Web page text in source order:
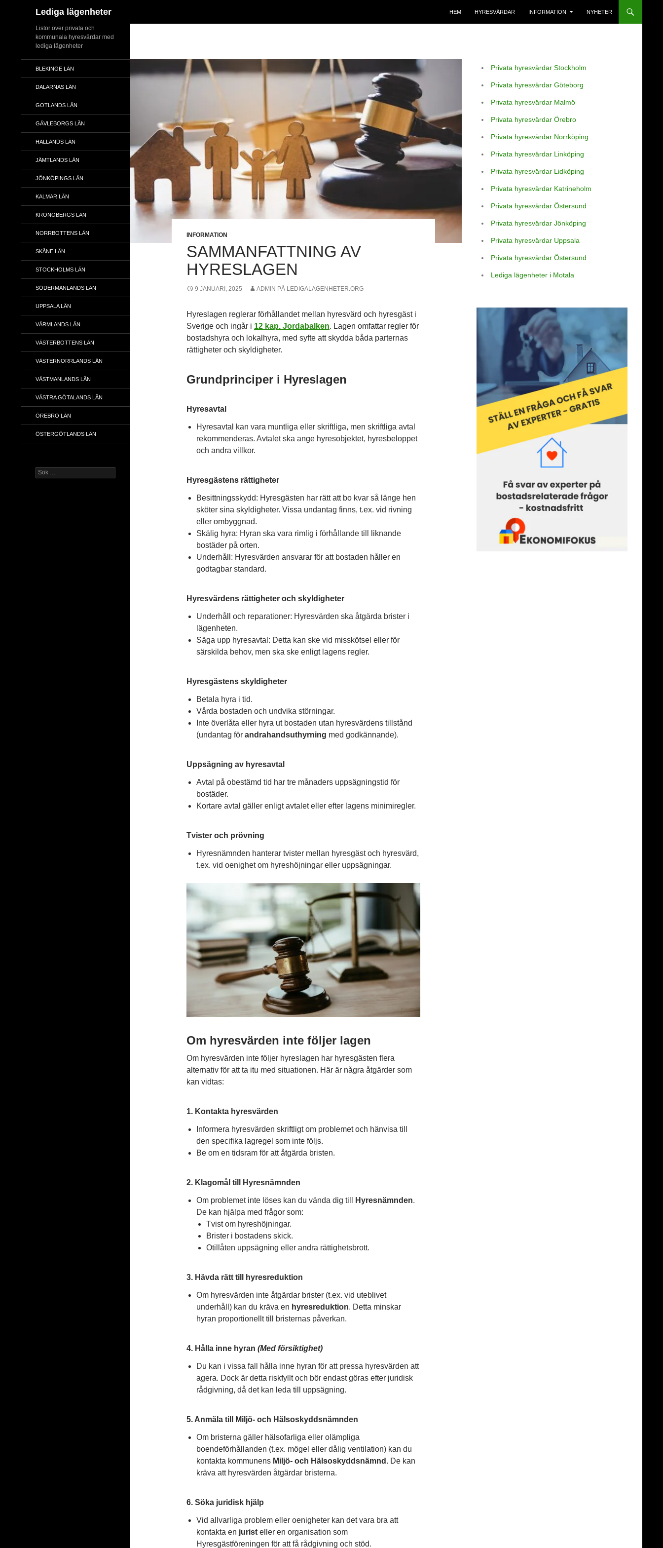
Lediga lägenheter HEM HYRESVÄRDAR INFORMATION NYHETER
INFORMATION
SAMMANFATTNING AV
HYRESLAGEN
9 JANUARI, 2025 ADMIN PÅ LEDIGALAGENHETER.ORG
Hyreslagen reglerar förhållandet mellan hyresvärd och hyresgäst i
Sverige och ingår i 12 kap. Jordabalken. Lagen omfattar regler för
bostadshyra och lokalhyra, med syfte att skydda båda parternas
rättigheter och skyldigheter.
Grundprinciper i Hyreslagen
Hyresavtal
Hyresavtal kan vara muntliga eller skriftliga, men skriftliga avtal
rekommenderas. Avtalet ska ange hyresobjektet, hyresbeloppet
och andra villkor.
Hyresgästens rättigheter
Besittningsskydd: Hyresgästen har rätt att bo kvar så länge hen
sköter sina skyldigheter. Vissa undantag finns, t.ex. vid rivning
eller ombyggnad.
Skälig hyra: Hyran ska vara rimlig i förhållande till liknande
bostäder på orten.
Underhåll: Hyresvärden ansvarar för att bostaden håller en
godtagbar standard.
Hyresvärdens rättigheter och skyldigheter
Underhåll och reparationer: Hyresvärden ska åtgärda brister i
lägenheten.
Säga upp hyresavtal: Detta kan ske vid misskötsel eller för
särskilda behov, men ska ske enligt lagens regler.
Hyresgästens skyldigheter
Betala hyra i tid.
Vårda bostaden och undvika störningar.
Inte överlåta eller hyra ut bostaden utan hyresvärdens tillstånd
(undantag för andrahandsuthyrning med godkännande).
Uppsägning av hyresavtal
Avtal på obestämd tid har tre månaders uppsägningstid för
bostäder.
Kortare avtal gäller enligt avtalet eller efter lagens minimiregler.
Tvister och prövning
Hyresnämnden hanterar tvister mellan hyresgäst och hyresvärd,
t.ex. vid oenighet om hyreshöjningar eller uppsägningar.
Om hyresvärden inte följer lagen
Om hyresvärden inte följer hyreslagen har hyresgästen flera
alternativ för att ta itu med situationen. Här är några åtgärder som
kan vidtas:
1. Kontakta hyresvärden
Informera hyresvärden skriftligt om problemet och hänvisa till
den specifika lagregel som inte följs.
Be om en tidsram för att åtgärda bristen.
2. Klagomål till Hyresnämnden
Om problemet inte löses kan du vända dig till Hyresnämnden.
De kan hjälpa med frågor som:
Tvist om hyreshöjningar.
Brister i bostadens skick.
Otillåten uppsägning eller andra rättighetsbrott.
3. Hävda rätt till hyresreduktion
Om hyresvärden inte åtgärdar brister (t.ex. vid uteblivet
underhåll) kan du kräva en hyresreduktion. Detta minskar
hyran proportionellt till bristernas påverkan.
4. Hålla inne hyran (Med försiktighet)
Du kan i vissa fall hålla inne hyran för att pressa hyresvärden att
agera. Dock är detta riskfyllt och bör endast göras efter juridisk
rådgivning, då det kan leda till uppsägning.
5. Anmäla till Miljö- och Hälsoskyddsnämnden
Om bristerna gäller hälsofarliga eller olämpliga
boendeförhållanden (t.ex. mögel eller dålig ventilation) kan du
kontakta kommunens Miljö- och Hälsoskyddsnämnd . De kan
kräva att hyresvärden åtgärdar bristerna.
6. Söka juridisk hjälp
Vid allvarliga problem eller oenigheter kan det vara bra att
kontakta en jurist eller en organisation som
Hyresgästföreningen för att få rådgivning och stöd.
Privata hyresvärdar Stockholm
Privata hyresvärdar Göteborg
Privata hyresvärdar Malmö
Privata hyresvärdar Örebro
Privata hyresvärdar Norrköping
Privata hyresvärdar Linköping
Privata hyresvärdar Lidköping
Privata hyresvärdar Katrineholm
Privata hyresvärdar Östersund
Privata hyresvärdar Jönköping
Privata hyresvärdar Uppsala
Privata hyresvärdar Östersund
Lediga lägenheter i Motala
Listor över privata och
kommunala hyresvärdar med
lediga lägenheter
BLEKINGE LÄN
DALARNAS LÄN
GOTLANDS LÄN
GÄVLEBORGS LÄN
HALLANDS LÄN
JÄMTLANDS LÄN
JÖNKÖPINGS LÄN
KALMAR LÄN
KRONOBERGS LÄN
NORRBOTTENS LÄN
SKÅNE LÄN
STOCKHOLMS LÄN
SÖDERMANLANDS LÄN
UPPSALA LÄN
VÄRMLANDS LÄN
VÄSTERBOTTENS LÄN
VÄSTERNORRLANDS LÄN
VÄSTMANLANDS LÄN
VÄSTRA GÖTALANDS LÄN
ÖREBRO LÄN
ÖSTERGÖTLANDS LÄN
Sök
efter: